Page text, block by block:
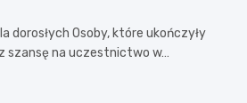
dorosłych Osoby, które ukończyły
szansę na uczestnictwo w…